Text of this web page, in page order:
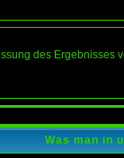
des
Was man in